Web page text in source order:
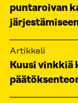
puntaroivan
Artikkeli
Kuusi vinkkiä